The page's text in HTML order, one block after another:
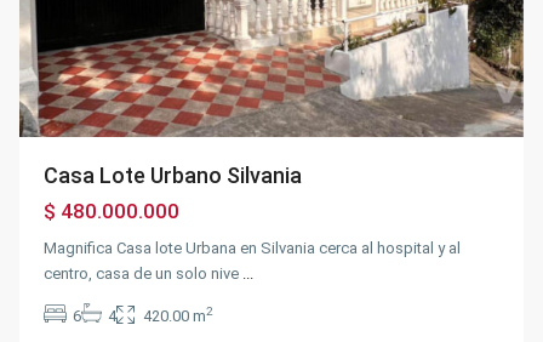
Casa Lote Urbano Silvania
$ 480.000.000
Magnifica Casa lote Urbana en Silvania cerca al hospital y al
centro, casa de un solo nive
6 4 420.00 m2